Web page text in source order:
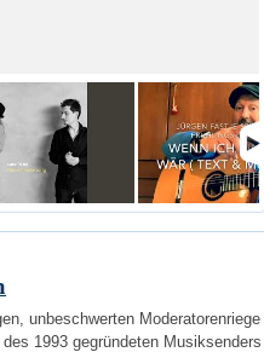
unbeschwerten Moderatorenriege
1993 gegründeten Musiksenders